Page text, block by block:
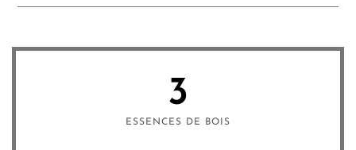
ESSENCES DE BOIS
3